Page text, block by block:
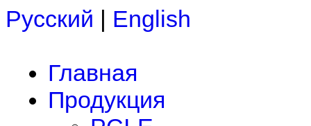
Русский | English
Главная
Продукция